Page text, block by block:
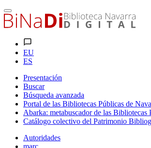
EU
ES
Presentación
Buscar
Búsqueda avanzada
Portal de las Bibliotecas Públicas de
Abarka: metabuscador de las Bibliotecas
Catálogo colectivo del Patrimonio
Autoridades
marc